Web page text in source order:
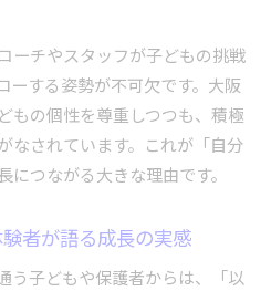
ーチやスタッフが子どもの挑戦
ーする姿勢が不可欠です。大阪
もの個性を尊重しつつも、積極
なされています。これが「自分
つながる大きな理由です。
者が語る成長の実感
う子どもや保護者からは、「以